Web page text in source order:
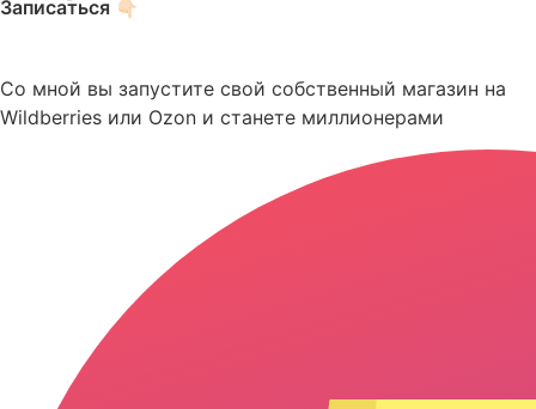
Записаться 👇🏻
Со мной вы запустите свой собственный магазин на
Wildberries или Ozon и станете миллионерами